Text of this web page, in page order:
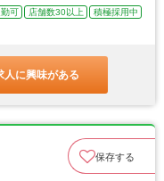
可 店舗数30以上
積極採用中
人に興味がある
保存する